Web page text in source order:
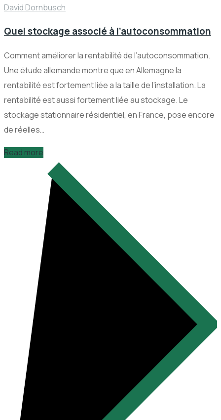
David Dornbusch
Quel stockage associé à l’autoconsommation
Comment améliorer la rentabilité de l’autoconsommation.
Une étude allemande montre que en Allemagne la
rentabilité est fortement liée a la taille de l’installation. La
rentabilité est aussi fortement liée au stockage. Le
stockage stationnaire résidentiel, en France, pose encore
de réelles…
Read more